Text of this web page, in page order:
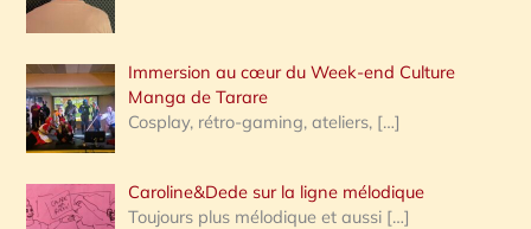
:
Immersion au cœur du Week-end Culture
Manga de Tarare
Cosplay, rétro-gaming, ateliers, […]
Caroline&Dede sur la ligne mélodique
Toujours plus mélodique et aussi […]